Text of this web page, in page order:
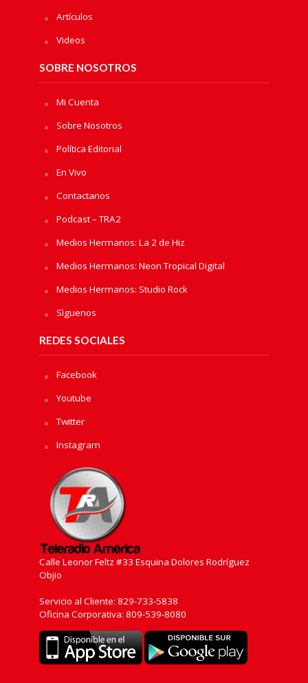
Artículos
Videos
SOBRE NOSOTROS
Mi Cuenta
Sobre Nosotros
Política Editorial
En Vivo
Contactanos
Podcast – TRA2
Medios Hermanos: La 2 de Hiz
Medios Hermanos: Neon Tropical Digital
Medios Hermanos: Studio Rock
Sìguenos
REDES SOCIALES
Facebook
Youtube
Twitter
Instagram
Calle Leonor Feltz #33 Esquina Dolores Rodríguez
Objio
Servicio al Cliente: 829-733-5838
Oficina Corporativa: 809-539-8080